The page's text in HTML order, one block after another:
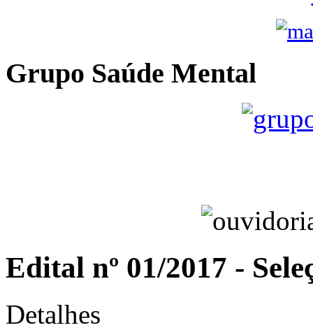
Grupo Saúde Mental
Edital nº 01/2017 -
Detalhes